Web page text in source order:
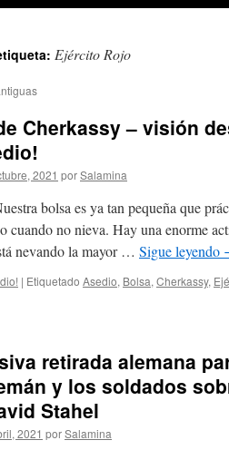
Ejército Rojo
Cherkassy – visión
2021 porSalamina
bolsa es ya tan pequeña que
cuando no nieva. Hay una enorme
nevando la mayor … Sigue leyendo
| Etiquetado Asedio, Bolsa, Cherkassy,
retirada alemana
y los soldados
Stahel
2021 porSalamina